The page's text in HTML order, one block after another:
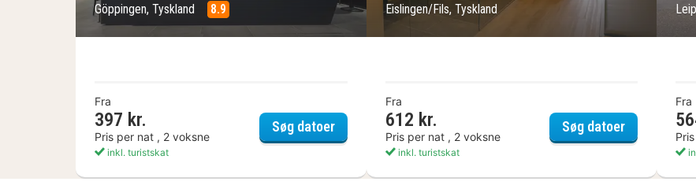
Göppingen, Tyskland 8.9
Fra
397 kr.
Pris per nat , 2 voksne
inkl. turistskat
Søg datoerelaya hotel goeppingen, ehem. Arthotel ANA Momentum
Eislingen/Fils, Tyskland
Fra
612 kr.
Pris per nat , 2 voksne
inkl. turistskat
Søg datoerLOOM Hotel
Fra